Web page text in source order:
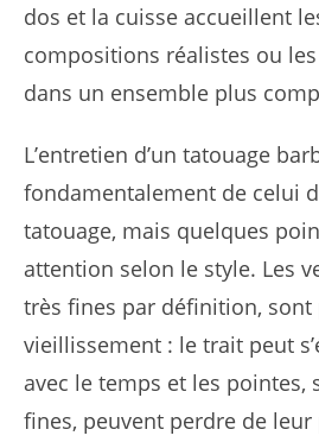
dos et la cuisse accueillent
compositions réalistes ou
dans un ensemble plus
L’entretien d’un tatouage
fondamentalement de celui
tatouage, mais quelques
attention selon le style. Les
très fines par définition, sont
vieillissement : le trait peut
avec le temps et les pointes,
fines, peuvent perdre de leur